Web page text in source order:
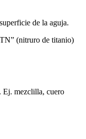
de la aguja.
(nitruro de titanio)
Ej. mezclilla, cuero